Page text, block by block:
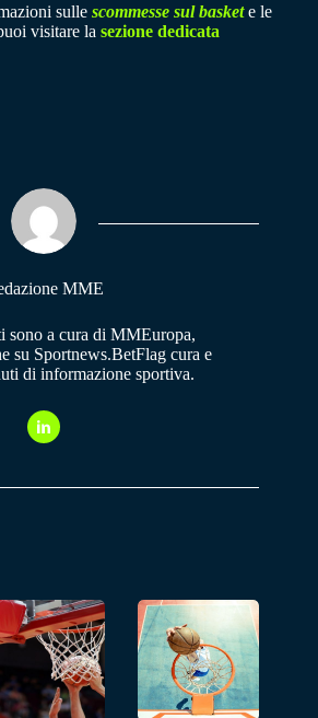
sulle scommesse sul baskete le
visitare la sezione dedicata
MME
sono a cura di MMEuropa,
su Sportnews.BetFlag cura e
di informazione sportiva.